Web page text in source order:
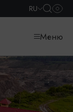
RU
Меню